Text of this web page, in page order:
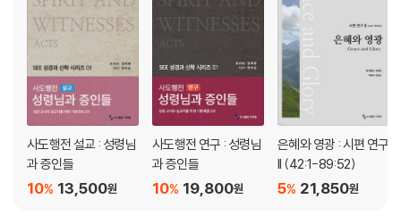
누가 승리의 복을 누릴 수 있는가 (14:1-24) - 202
제14강
아브람의 믿음, 나의 믿음 (15:1-21) - 214
제15강
고통을 들으시는 여호와 (16:1-16) - 226
제16강
하나님의 소원, 내 소원 (17:1-27) - 236
제17강
여호와가 할 수 없는 일이 있느냐 (18:1-15) - 249
사도행전 설교 : 성령님
과 증인들
13,500원
10%
사도행전 연구 : 성령님
과 증인들
19,800원
10%
은혜와 영광 : 시편 연구
II (42:1-89:52)
21,850원
5%